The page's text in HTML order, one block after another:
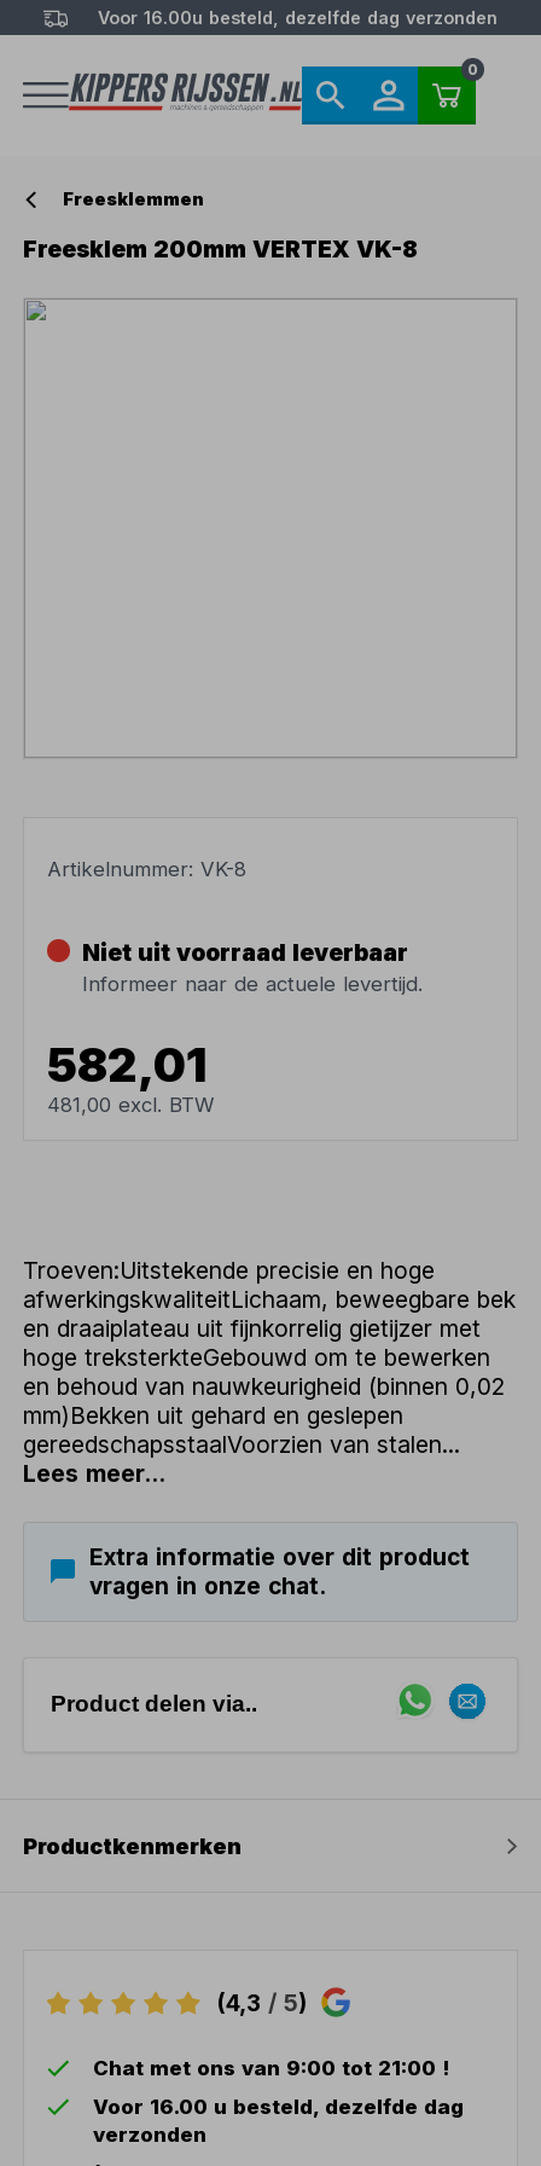
Voor 16.00u besteld, dezelfde dag verzonden
0
Freesklemmen
Freesklem 200mm VERTEX VK-8
Artikelnummer:VK-8
Niet uit voorraad leverbaar
Informeer naar de actuele levertijd.
582,01
481,00 excl. BTW
Troeven:Uitstekende precisie en hoge
afwerkingskwaliteitLichaam, beweegbare bek
en draaiplateau uit fijnkorrelig gietijzer met
hoge treksterkteGebouwd om te bewerken
en behoud van nauwkeurigheid (binnen 0,02
mm)Bekken uit gehard en geslepen
gereedschapsstaalVoorzien van stalen...
Lees meer...
Extra informatie over dit product
vragen in onze chat.
Product delen via..
Productkenmerken
(4,3 / 5)
Chat met ons van 9:00 tot 21:00 !
Voor 16.00 u besteld, dezelfde dag
verzonden